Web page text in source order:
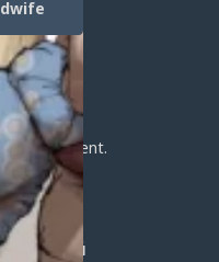
a comment.